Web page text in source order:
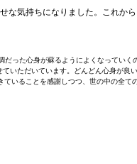
な気持ちになりました。これか
った心身が蘇るようによくなっていく
いただいています。どんどん心身が良
いることを感謝しつつ、世の中の全て